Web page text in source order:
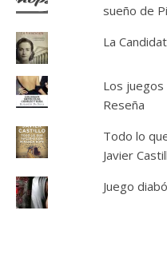
sueño de
La
Los juegos
Reseña
Todo lo
Javier
Juego